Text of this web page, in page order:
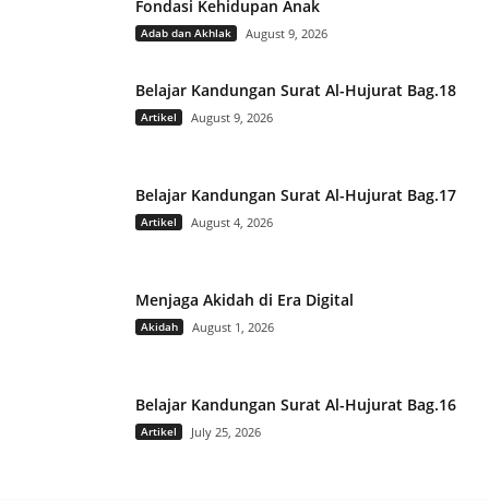
Fondasi Kehidupan Anak
Adab dan Akhlak August 9, 2026
Belajar Kandungan Surat Al-Hujurat Bag.18
Artikel August 9, 2026
Belajar Kandungan Surat Al-Hujurat Bag.17
Artikel August 4, 2026
Menjaga Akidah di Era Digital
Akidah August 1, 2026
Belajar Kandungan Surat Al-Hujurat Bag.16
Artikel July 25, 2026